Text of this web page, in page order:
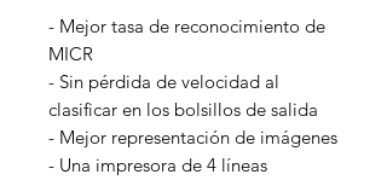
- Mejor tasa de reconocimiento de
MICR
- Sin pérdida de velocidad al
clasificar en los bolsillos de salida
- Mejor representación de imágenes
- Una impresora de 4 líneas